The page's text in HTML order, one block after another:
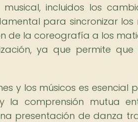
incluidos los
para sincronizar
de la coreografía a los
ya que permite
y los músicos es esencial
la comprensión mutua
presentación de danza